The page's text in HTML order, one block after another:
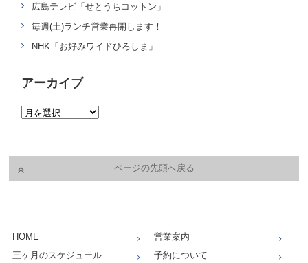
広島テレビ「せとうちコットン」
毎週(土)ランチ営業再開します！
NHK「お好みワイドひろしま」
アーカイブ
ページの先頭へ戻る
HOME
営業案内
三ヶ月のスケジュール
予約について